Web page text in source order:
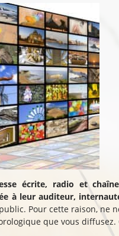
écrite, radio et
à leur auditeur,
Pour cette raison, ne
que vous diffusez.